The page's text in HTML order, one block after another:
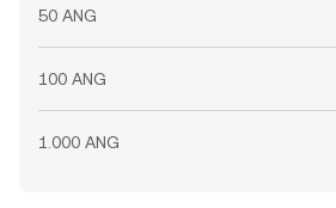
50 ANG
100 ANG
1.000 ANG